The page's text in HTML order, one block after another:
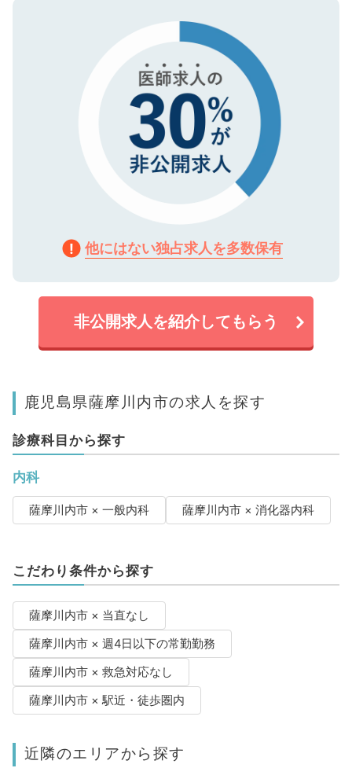
で、機密保持に関してもご安心ください。
他にはない独占求人を多数保有
非公開求人を紹介してもらう
鹿児島県薩摩川内市の求人を探す
診療科目から探す
内科
薩摩川内市 × 一般内科 薩摩川内市 × 消化器内科
こだわり条件から探す
薩摩川内市 × 当直なし
薩摩川内市 × 週4日以下の常勤勤務
薩摩川内市 × 救急対応なし
薩摩川内市 × 駅近・徒歩圏内
近隣のエリアから探す